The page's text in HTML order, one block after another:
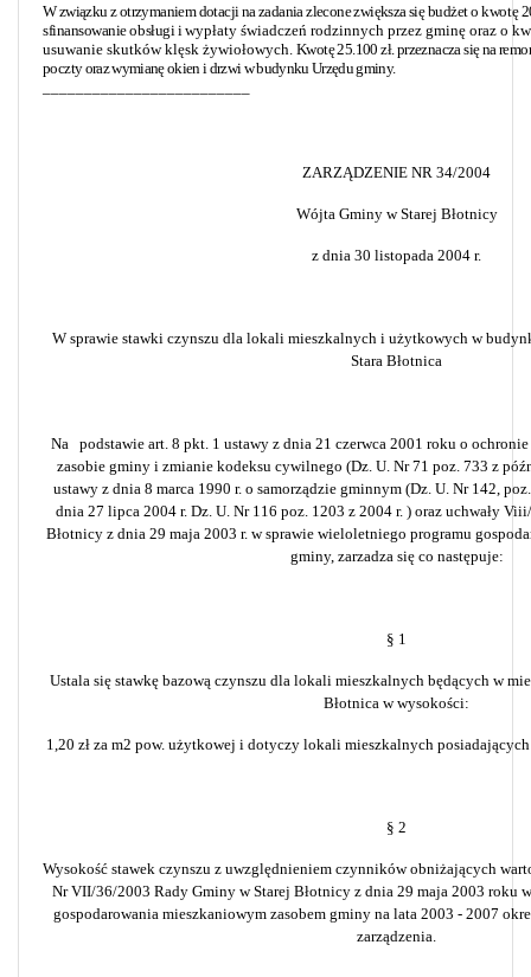
W związku z otrzymaniem dotacji na zadania zlecone zwiększa siębudżet o kwotę
sfinansowanie obsługi i wypłaty świadczeń rodzinnych przez gminę oraz o
usuwanie skutków klęsk żywiołowych. Kwotę 25.100 zł. przeznacza się na
pocztyoraz wymianę okien i drzwi w budynku Urzędu gminy.
ZARZĄDZENIE NR 34/2004
Wójta Gminy w Starej Błotnicy
z dnia 30 listopada 2004 r.
W sprawie stawki czynszu dla lokali mieszkalnych i użytkowych w
Stara Błotnica
Na
podstawie art. 8 pkt. 1 ustawy z dnia 21 czerwca 2001 roku o
zasobie gminy i zmianie kodeksu cywilnego (Dz. U. Nr 71 poz. 733 z
ustawy z dnia 8 marca 1990 r. o samorządzie gminnym (Dz. U. Nr 142,
dnia 27 lipca 2004 r. Dz. U. Nr 116 poz. 1203 z 2004 r. ) oraz uchwały
Błotnicy z dnia 29 maja 2003 r. w sprawie wieloletniego programu
gminy, zarzadza się co następuje:
§ 1
Ustala się stawkę bazową czynszu dla lokali mieszkalnych będących w
Błotnica w wysokości:
1,20 zł za m2 pow. użytkowej i dotyczy lokali mieszkalnych
§ 2
Wysokość stawek czynszu z uwzględnieniem czynników obniżających
Nr VII/36/2003 Rady Gminy w Starej Błotnicy z dnia 29 maja 2003 roku
gospodarowania mieszkaniowym zasobem gminy na lata 2003 - 2007
zarządzenia.